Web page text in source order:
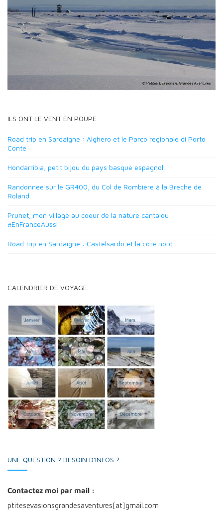
ILS ONT LE VENT EN POUPE
Road trip en Sardaigne : Alghero et le Parco regionale di Porto
Conte
Hondarribia, petit bijou du pays basque espagnol
Randonnée sur le GR400, du Col de Rombière à la Brèche de
Roland
Prunet, mon village au coeur de la nature cantalou
#EnFranceAussi
Road trip en Sardaigne : Castelsardo et la côte nord
CALENDRIER DE VOYAGE
UNE QUESTION ? BESOIN D'INFOS ?
Contactez moi par mail :
ptitesevasionsgrandesaventures[at]gmail.com